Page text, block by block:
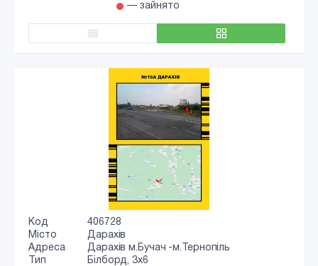
— зайнято
Код
406728
Місто
Дарахів
Адреса
Дарахів м.Бучач -м.Тернопіль
Тип
Білборд, 3х6